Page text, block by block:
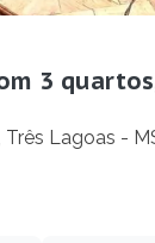
3
Três Lagoas -